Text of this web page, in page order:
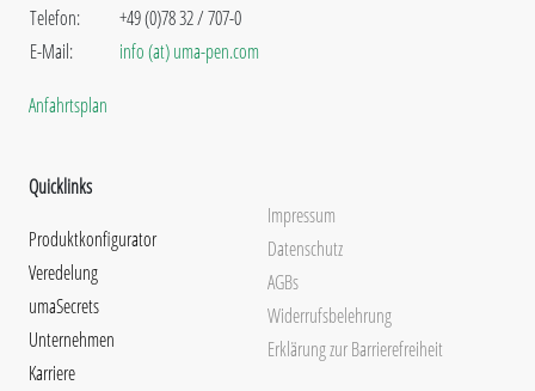
Telefon:
E-Mail:
+49 (0)78 32 / 707-0
info (at) uma-pen.com
Anfahrtsplan
Quicklinks
Produktkonfigurator
Veredelung
umaSecrets
Unternehmen
Karriere
Impressum
Datenschutz
AGBs
Widerrufsbelehrung
Erklärung zur Barrierefreiheit